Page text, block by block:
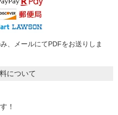
、メールにてPDFをお送りしま
について
！